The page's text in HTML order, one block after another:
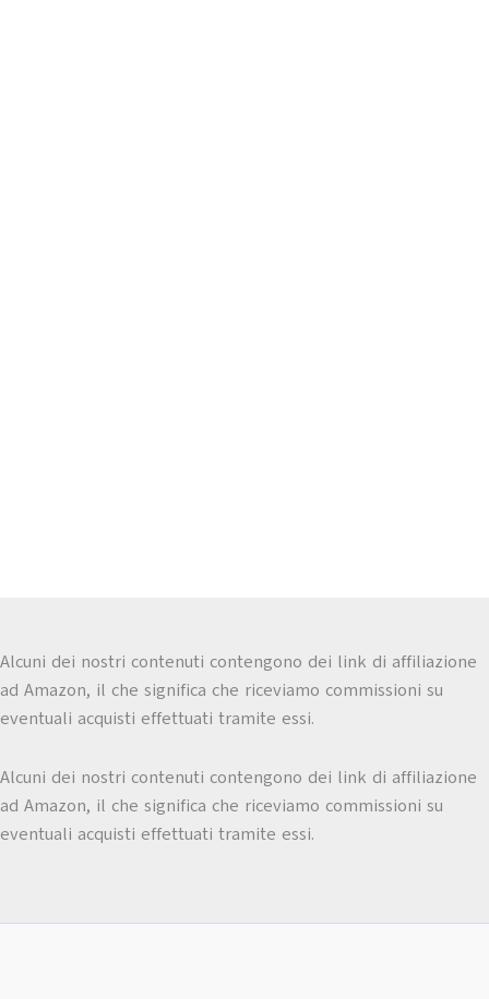
Alcuni dei nostri contenuti contengono dei link di affiliazione
ad Amazon, il che significa che riceviamo commissioni su
eventuali acquisti effettuati tramite essi.
Alcuni dei nostri contenuti contengono dei link di affiliazione
ad Amazon, il che significa che riceviamo commissioni su
eventuali acquisti effettuati tramite essi.